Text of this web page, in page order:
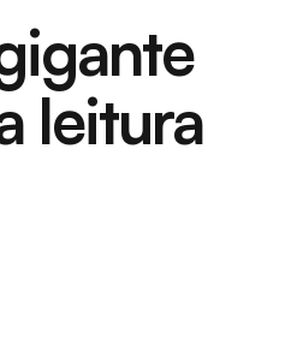
leitura